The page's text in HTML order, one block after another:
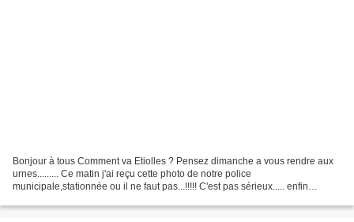
Bonjour à tous Comment va Etiolles ? Pensez dimanche a vous rendre aux
urnes......... Ce matin j'ai reçu cette photo de notre police
municipale,stationnée ou il ne faut pas...!!!!! C'est pas sérieux..... enfin